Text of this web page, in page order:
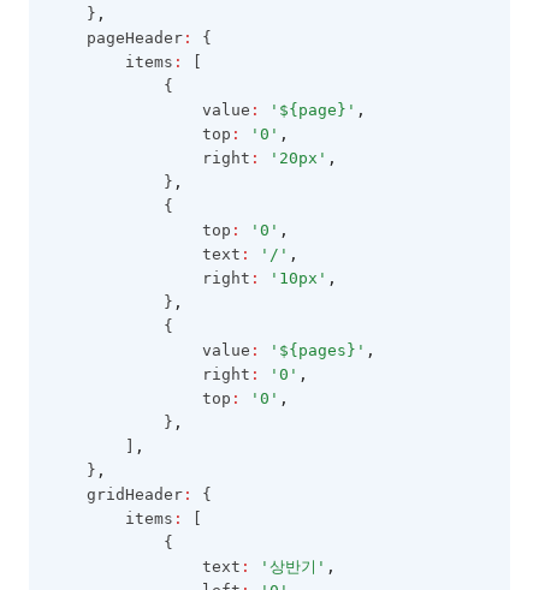
    }
,
    pageHeader
:
{
        items
:
            {
                value
: '${page}' ,
                top
: '0' ,
                right
: '20px' ,
            }
,
            {
                top
: '0' ,
                text
: '/' ,
                right
: '10px' ,
            }
,
            {
                value
: '${pages}' ,
                right
: '0' ,
                top
: '0' ,
            }
,
,
    }
,
    gridHeader
:
{
        items
:
            {
                text
: '상반기' ,